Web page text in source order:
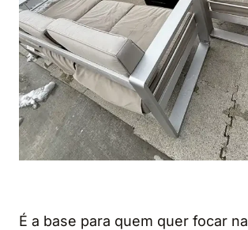
É a base para quem quer focar na